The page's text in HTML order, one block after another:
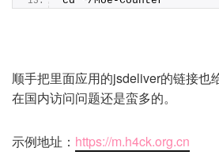
顺手把里面应用的jsdeliver的链接也
在国内访问问题还是蛮多的。
示例地址： https://m.h4ck.org.cn